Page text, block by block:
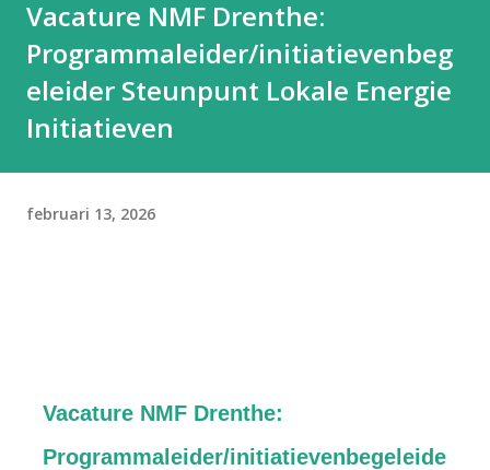
Vacature NMF Drenthe:
Programmaleider/initiatievenbeg
eleider Steunpunt Lokale Energie
Initiatieven
februari 13, 2026
Vacature NMF Drenthe:
Programmaleider/initiatievenbegeleide